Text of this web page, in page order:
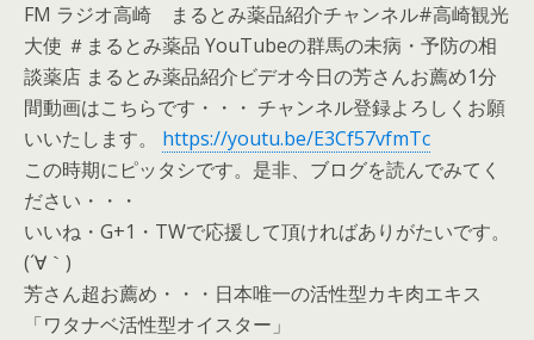
FM ラジオ高崎 まるとみ薬品紹介チャンネル#高崎観光
大使 ＃まるとみ薬品 YouTubeの群馬の未病・予防の相
談薬店 まるとみ薬品紹介ビデオ今日の芳さんお薦め1分
間動画はこちらです・・・ チャンネル登録よろしくお願
いいたします。 https://youtu.be/E3Cf57vfmTc
この時期にピッタシです。是非、ブログを読んでみてく
ださい・・・
いいね・G+1・TWで応援して頂ければありがたいです。
(´∀｀)
芳さん超お薦め・・・日本唯一の活性型カキ肉エキス
「ワタナベ活性型オイスター」